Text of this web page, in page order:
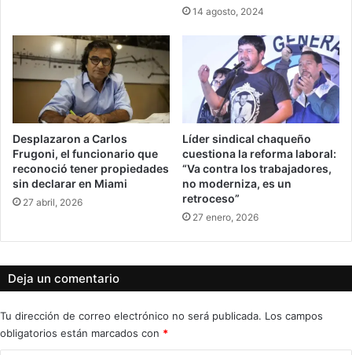
14 agosto, 2024
Desplazaron a Carlos
Frugoni, el funcionario que
reconoció tener propiedades
sin declarar en Miami
27 abril, 2026
Líder sindical chaqueño
cuestiona la reforma laboral:
“Va contra los trabajadores,
no moderniza, es un
retroceso”
27 enero, 2026
Deja un comentario
Tu dirección de correo electrónico no será publicada. Los campos
obligatorios están marcados con *